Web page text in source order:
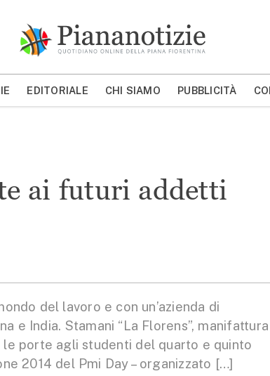
MOSTRA/NASCONDI CERCA
EDITORIALE CHI SIAMO PUBBLICITÀ
ai futuri addetti
del lavoro e con un’azienda di
e India. Stamani “La Florens”, manifattura
porte agli studenti del quarto e quinto
2014 del Pmi Day – organizzato […]